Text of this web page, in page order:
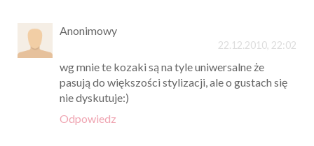
Anonimowy
22.12.2010, 22:02
wg mnie te kozaki są na tyle uniwersalne że
pasują do większości stylizacji, ale o gustach się
nie dyskutuje:)
Odpowiedz